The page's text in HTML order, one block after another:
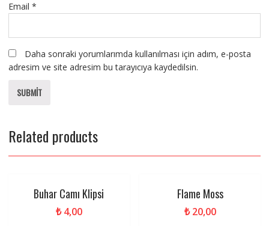
Email *
Daha sonraki yorumlarımda kullanılması için adım, e-posta
adresim ve site adresim bu tarayıcıya kaydedilsin.
Related products
Buhar Camı Klipsi
₺4,00
Flame Moss
₺20,00